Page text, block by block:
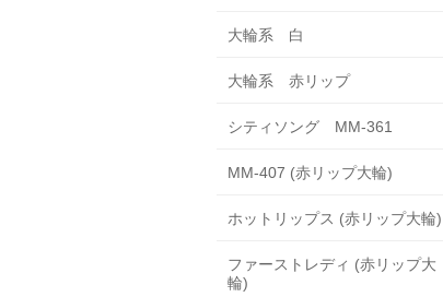
大輪系 白
大輪系 赤リップ
シティソング MM-361
MM-407 (赤リップ大輪)
ホットリップス (赤リップ大輪)
ファーストレディ (赤リップ大
輪)